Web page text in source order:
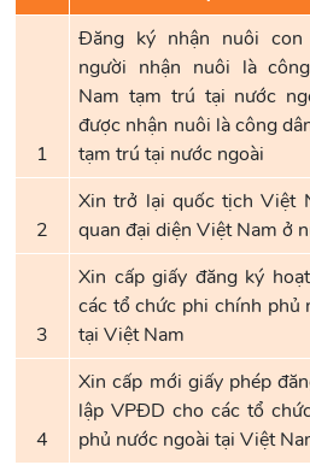
1
Đăng ký nhận nuôi
người nhận nuôi là
Nam tạm trú tại nước
được nhận nuôi là công
tạm trú tại nước ngoài
2
Xin trở lại quốc tịch Việt
quan đại diện Việt Nam ở
3
Xin cấp giấy đăng ký
các tổ chức phi chính phủ
tại Việt Nam
4
Xin cấp mới giấy phép
lập VPĐD cho các tổ
phủ nước ngoài tại Việt